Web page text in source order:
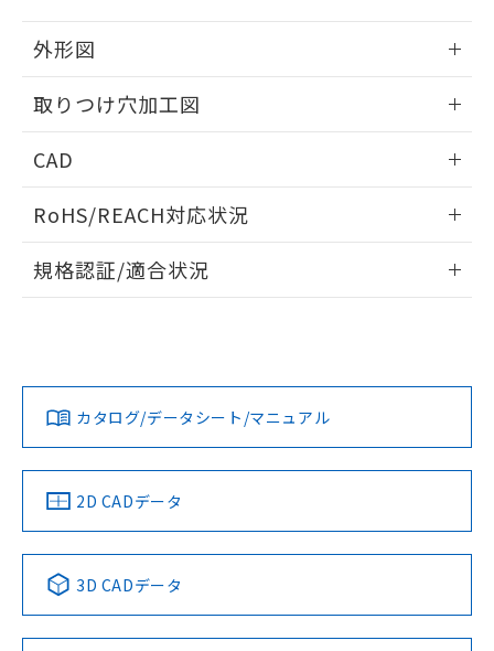
外形図
取りつけ穴加工図
CAD
ドすることができます。
ログイン/会員登録
ダウンロードデータをご利用いただく前に、以下を必ずお読
みください。
ソフトウェアの使用条件
RoHS/REACH対応状況
EU RoHS 注意事項・凡例
対応済み
中国 RoHS 注意事項・凡例
Pb Hg Cd Cr(VI)
規格認証/適合状況
LR型式承認
（イギリス
船舶規格）
DNV型式承認
（ノルウェー
BV型式承認
（フランス
KR型式
（韓国
No No No No
この製品の規格認証/適合状況ページへ
その他の認証はこちらのページからご検索ください
カタログ/データシート/マニュアル
2D CADデータ
3D CADデータ
欄に対応日を記載しておりました。
既に当社にて対応品への在庫切替を完了
していることから、特段のことがない限
り、2022年1月12日より割愛しておりま
す。